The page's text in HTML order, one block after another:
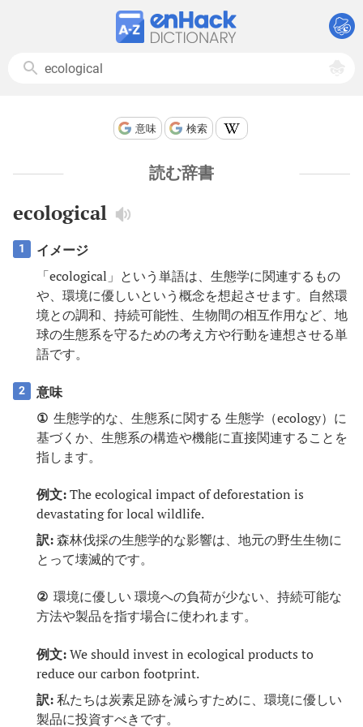
意味 検索
読む辞書
ecological
1
イメージ
「ecological」という単語は、生態学に関連するもの
や、環境に優しいという概念を想起させます。自然環
境との調和、持続可能性、生物間の相互作用など、地
球の生態系を守るための考え方や行動を連想させる単
語です。
2
意味
① 生態学的な、生態系に関する 生態学（ecology）に
基づくか、生態系の構造や機能に直接関連することを
指します。
例文:The ecological impact of deforestation is
devastating for local wildlife.
訳:森林伐採の生態学的な影響は、地元の野生生物に
とって壊滅的です。
② 環境に優しい 環境への負荷が少ない、持続可能な
方法や製品を指す場合に使われます。
例文:We should invest in ecological products to
reduce our carbon footprint.
訳:私たちは炭素足跡を減らすために、環境に優しい
製品に投資すべきです。